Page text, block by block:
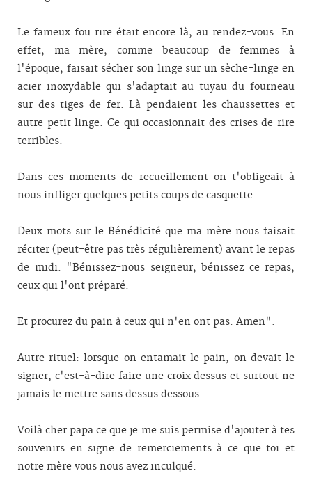
Le fameux fou rire était encore là, au rendez-vous. En
effet, ma mère, comme beaucoup de femmes à
l'époque, faisait sécher son linge sur un sèche-linge en
acier inoxydable qui s'adaptait au tuyau du fourneau
sur des tiges de fer. Là pendaient les chaussettes et
autre petit linge. Ce qui occasionnait des crises de rire
terribles.
Dans ces moments de recueillement on t'obligeait à
nous infliger quelques petits coups de casquette.
Deux mots sur le Bénédicité que ma mère nous faisait
réciter (peut-être pas très régulièrement) avant le repas
de midi. "Bénissez-nous seigneur, bénissez ce repas,
ceux qui l'ont préparé.
Et procurez du pain à ceux qui n'en ont pas. Amen".
Autre rituel: lorsque on entamait le pain, on devait le
signer, c'est-à-dire faire une croix dessus et surtout ne
jamais le mettre sans dessus dessous.
Voilà cher papa ce que je me suis permise d'ajouter à tes
souvenirs en signe de remerciements à ce que toi et
notre mère vous nous avez inculqué.